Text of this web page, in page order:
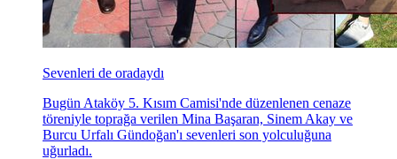
Sevenleri de oradaydı
Bugün Ataköy 5. Kısım Camisi'nde düzenlenen cenaze
töreniyle toprağa verilen Mina Başaran, Sinem Akay ve
Burcu Urfalı Gündoğan'ı sevenleri son yolculuğuna
uğurladı.